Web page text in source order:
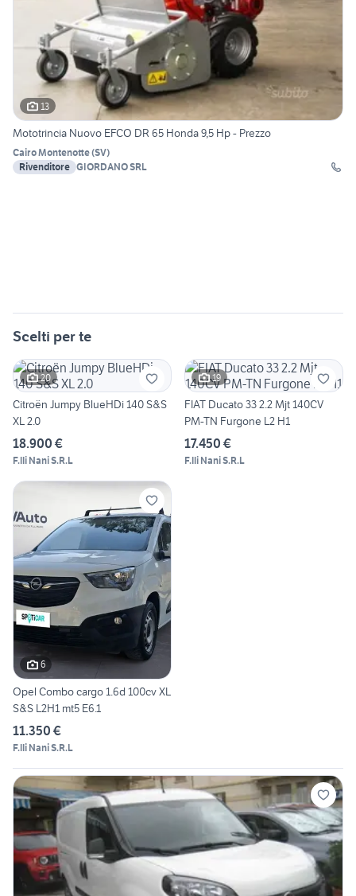
13
Mototrincia Nuovo EFCO DR 65 Honda 9,5 Hp - Prezzo
Cairo Montenotte(SV)
Rivenditore GIORDANO SRL
Scelti per te
20
Citroën Jumpy BlueHDi 140 S&S
XL 2.0
18.900 €
F.lli Nani S.R.L
19
FIAT Ducato 33 2.2 Mjt 140CV
PM-TN Furgone L2 H1
17.450 €
F.lli Nani S.R.L
6
Opel Combo cargo 1.6d 100cv XL
S&S L2H1 mt5 E6.1
11.350 €
F.lli Nani S.R.L